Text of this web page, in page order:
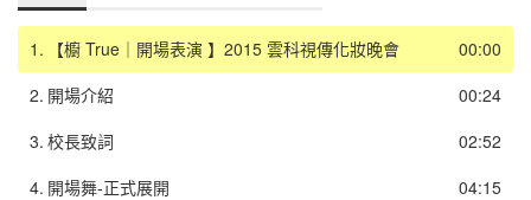
00:00
1.
【櫥 True｜開場表演 】2015 雲科視傳化妝晚會
00:24
2. 開場介紹
02:52
3. 校長致詞
04:15
4. 開場舞-正式展開